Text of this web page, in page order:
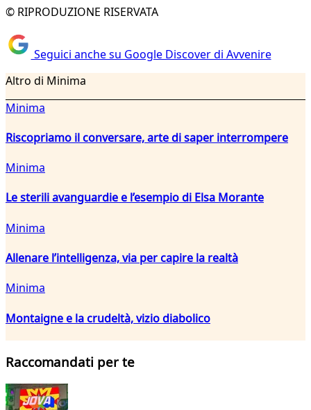
© RIPRODUZIONE RISERVATA
Seguici anche su Google Discover di Avvenire
Altro di Minima
Minima
Riscopriamo il conversare, arte di saper interrompere
Minima
Le sterili avanguardie e l’esempio di Elsa Morante
Minima
Allenare l’intelligenza, via per capire la realtà
Minima
Montaigne e la crudeltà, vizio diabolico
Raccomandati per te